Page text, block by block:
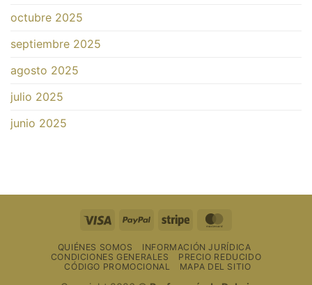
octubre 2025
septiembre 2025
agosto 2025
julio 2025
junio 2025
Visa PayPal Raya
QUIÉNES SOMOS
INFORMACIÓN JURÍDICA
CONDICIONES GENERALES
PRECIO REDUCIDO
CÓDIGO PROMOCIONAL
MAPA DEL SITIO